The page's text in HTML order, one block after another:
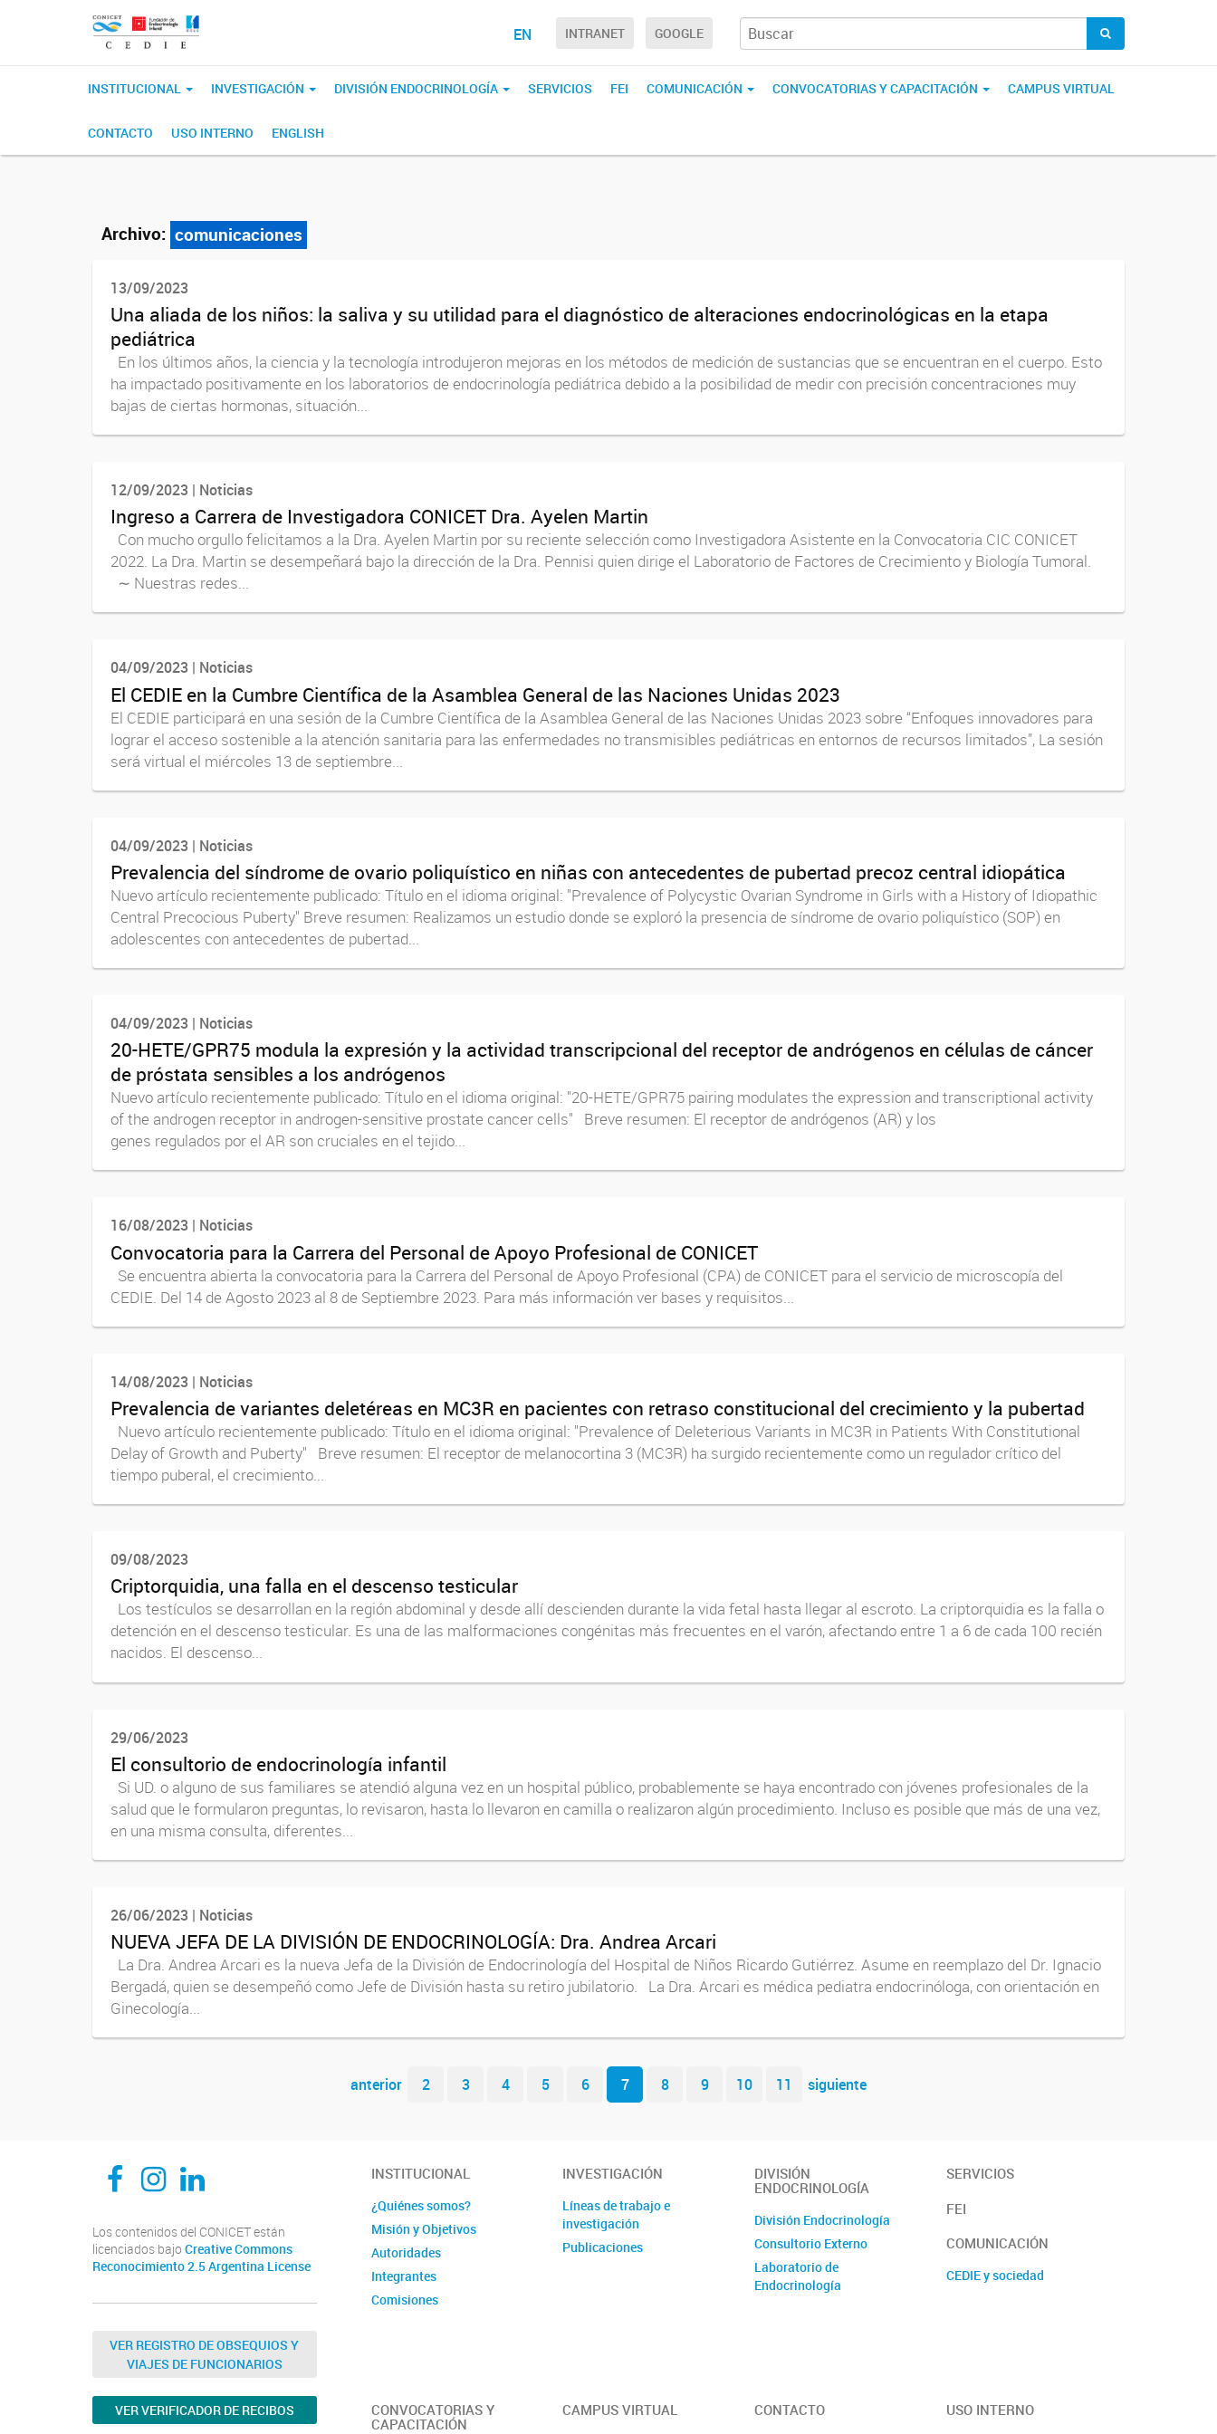
EN INTRANET GOOGLE
INSTITUCIONAL INVESTIGACIÓN DIVISIÓN ENDOCRINOLOGÍA SERVICIOS FEI COMUNICACIÓN CONVOCATORIAS Y CAPACITACIÓN CAMPUS VIRTUAL
CONTACTO USO INTERNO ENGLISH
Archivo: comunicaciones
13/09/2023
Una aliada de los niños: la saliva y su utilidad para el diagnóstico de alteraciones endocrinológicas en la etapa
pediátrica
En los últimos años, la ciencia y la tecnología introdujeron mejoras en los métodos de medición de sustancias que se encuentran en el cuerpo. Esto
ha impactado positivamente en los laboratorios de endocrinología pediátrica debido a la posibilidad de medir con precisión concentraciones muy
bajas de ciertas hormonas, situación...
12/09/2023 | Noticias
Ingreso a Carrera de Investigadora CONICET Dra. Ayelen Martin
Con mucho orgullo felicitamos a la Dra. Ayelen Martin por su reciente selección como Investigadora Asistente en la Convocatoria CIC CONICET
2022. La Dra. Martin se desempeñará bajo la dirección de la Dra. Pennisi quien dirige el Laboratorio de Factores de Crecimiento y Biología Tumoral.
∼ Nuestras redes...
04/09/2023 | Noticias
El CEDIE en la Cumbre Científica de la Asamblea General de las Naciones Unidas 2023
El CEDIE participará en una sesión de la Cumbre Científica de la Asamblea General de las Naciones Unidas 2023 sobre “Enfoques innovadores para
lograr el acceso sostenible a la atención sanitaria para las enfermedades no transmisibles pediátricas en entornos de recursos limitados”, La sesión
será virtual el miércoles 13 de septiembre...
04/09/2023 | Noticias
Prevalencia del síndrome de ovario poliquístico en niñas con antecedentes de pubertad precoz central idiopática
Nuevo artículo recientemente publicado: Título en el idioma original: "Prevalence of Polycystic Ovarian Syndrome in Girls with a History of Idiopathic
Central Precocious Puberty" Breve resumen: Realizamos un estudio donde se exploró la presencia de síndrome de ovario poliquístico (SOP) en
adolescentes con antecedentes de pubertad...
04/09/2023 | Noticias
20-HETE/GPR75 modula la expresión y la actividad transcripcional del receptor de andrógenos en células de cáncer
de próstata sensibles a los andrógenos
Nuevo artículo recientemente publicado: Título en el idioma original: "20-HETE/GPR75 pairing modulates the expression and transcriptional activity
of the androgen receptor in androgen-sensitive prostate cancer cells" Breve resumen: El receptor de andrógenos (AR) y los
genes regulados por el AR son cruciales en el tejido...
16/08/2023 | Noticias
Convocatoria para la Carrera del Personal de Apoyo Profesional de CONICET
Se encuentra abierta la convocatoria para la Carrera del Personal de Apoyo Profesional (CPA) de CONICET para el servicio de microscopía del
CEDIE. Del 14 de Agosto 2023 al 8 de Septiembre 2023. Para más información ver bases y requisitos...
14/08/2023 | Noticias
Prevalencia de variantes deletéreas en MC3R en pacientes con retraso constitucional del crecimiento y la pubertad
Nuevo artículo recientemente publicado: Título en el idioma original: "Prevalence of Deleterious Variants in MC3R in Patients With Constitutional
Delay of Growth and Puberty" Breve resumen: El receptor de melanocortina 3 (MC3R) ha surgido recientemente como un regulador crítico del
tiempo puberal, el crecimiento...
09/08/2023
Criptorquidia, una falla en el descenso testicular
Los testículos se desarrollan en la región abdominal y desde allí descienden durante la vida fetal hasta llegar al escroto. La criptorquidia es la falla o
detención en el descenso testicular. Es una de las malformaciones congénitas más frecuentes en el varón, afectando entre 1 a 6 de cada 100 recién
nacidos. El descenso...
29/06/2023
El consultorio de endocrinología infantil
Si UD. o alguno de sus familiares se atendió alguna vez en un hospital público, probablemente se haya encontrado con jóvenes profesionales de la
salud que le formularon preguntas, lo revisaron, hasta lo llevaron en camilla o realizaron algún procedimiento. Incluso es posible que más de una vez,
en una misma consulta, diferentes...
26/06/2023 | Noticias
NUEVA JEFA DE LA DIVISIÓN DE ENDOCRINOLOGÍA: Dra. Andrea Arcari
La Dra. Andrea Arcari es la nueva Jefa de la División de Endocrinología del Hospital de Niños Ricardo Gutiérrez. Asume en reemplazo del Dr. Ignacio
Bergadá, quien se desempeñó como Jefe de División hasta su retiro jubilatorio. La Dra. Arcari es médica pediatra endocrinóloga, con orientación en
Ginecología...
Navegador de artículos
anterior 2 3 4 5 6 7 8 9 10 11 siguiente
CEDIE, Centro de Investigaciones Endocrinológicas Dr. César Bergadá
CEDIE, Centro de Investigaciones Endocrinológicas Dr. César Bergadá
CEDIE, Centro de Investigaciones Endocrinológicas Dr. César Bergadá
Los contenidos del CONICET están
licenciados bajo Creative Commons
Reconocimiento 2.5 Argentina License
VER REGISTRO DE OBSEQUIOS Y
VIAJES DE FUNCIONARIOS
VER VERIFICADOR DE RECIBOS
INSTITUCIONAL
¿Quiénes somos?
Misión y Objetivos
Autoridades
Integrantes
Comisiones
INVESTIGACIÓN
Líneas de trabajo e
investigación
Publicaciones
DIVISIÓN
ENDOCRINOLOGÍA
División Endocrinología
Consultorio Externo
Laboratorio de
Endocrinología
SERVICIOS
FEI
COMUNICACIÓN
CEDIE y sociedad
CONVOCATORIAS Y
CAPACITACIÓN
CAMPUS VIRTUAL CONTACTO USO INTERNO